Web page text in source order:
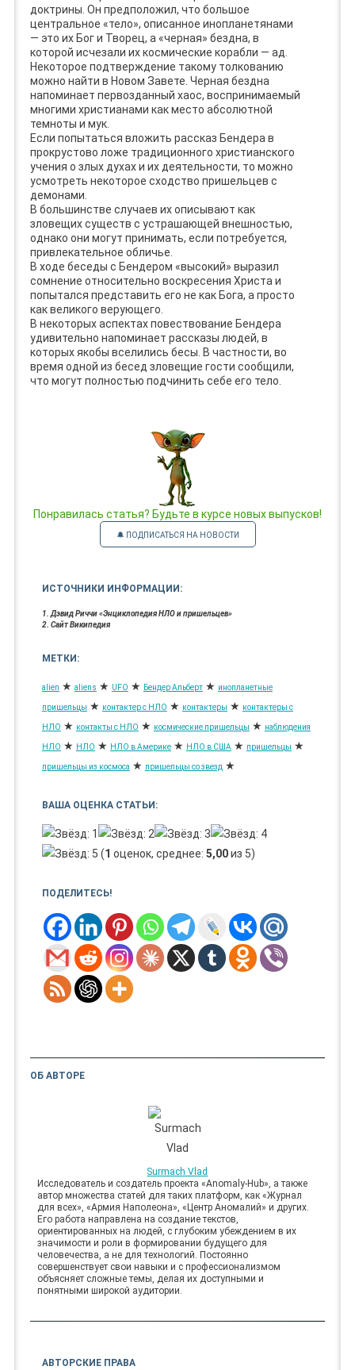
доктрины. Он предположил, что большое
центральное «тело», описанное инопланетянами
— это их Бог и Творец, а «черная» бездна, в
которой исчезали их космические корабли — ад.
Некоторое подтверждение такому толкованию
можно найти в Новом Завете. Черная бездна
напоминает первозданный хаос, воспринимаемый
многими христианами как место абсолютной
темноты и мук.
Если попытаться вложить рассказ Бендера в
прокрустово ложе традиционного христианского
учения о злых духах и их деятельности, то можно
усмотреть некоторое сходство пришельцев с
демонами.
В большинстве случаев их описывают как
зловещих существ с устрашающей внешностью,
однако они могут принимать, если потребуется,
привлекательное обличье.
В ходе беседы с Бендером «высокий» выразил
сомнение относительно воскресения Христа и
попытался представить его не как Бога, а просто
как великого верующего.
В некоторых аспектах повествование Бендера
удивительно напоминает рассказы людей, в
которых якобы вселились бесы. В частности, во
время одной из бесед зловещие гости сообщили,
что могут полностью подчинить себе его тело.
Понравилась статья? Будьте в курсе новых выпусков!
🔔 ПОДПИСАТЬСЯ НА НОВОСТИ
ИСТОЧНИКИ ИНФОРМАЦИИ:
1. Дэвид Риччи «Энциклопедия НЛО и пришельцев»
2. Сайт Википедия
МЕТКИ:
alien ★ aliens ★ UFO ★ Бендер Альберт ★ инопланетные
пришельцы ★ контактер с НЛО ★ контактеры ★ контактеры с
НЛО ★ контакты с НЛО ★ космические пришельцы ★ наблюдения
НЛО ★ НЛО ★ НЛО в Америке ★ НЛО в США ★ пришельцы ★
пришельцы из космоса ★ пришельцы со звезд ★
ВАША ОЦЕНКА СТАТЬИ:
(1 оценок, среднее: 5,00из 5)
ПОДЕЛИТЕСЬ!
ОБ АВТОРЕ
Surmach Vlad
Исследователь и создатель проекта «Anomaly-Hub», а также
автор множества статей для таких платформ, как «Журнал
для всех», «Армия Наполеона», «Центр Аномалий» и других.
Его работа направлена на создание текстов,
ориентированных на людей, с глубоким убеждением в их
значимости и роли в формировании будущего для
человечества, а не для технологий. Постоянно
совершенствует свои навыки и с профессионализмом
объясняет сложные темы, делая их доступными и
понятными широкой аудитории.
АВТОРСКИЕ ПРАВА